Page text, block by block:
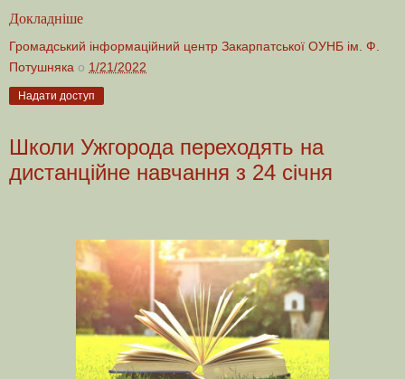
Докладніше
Громадський інформаційний центр Закарпатської ОУНБ ім. Ф.
Потушняка о 1/21/2022
Надати доступ
Школи Ужгорода переходять на
дистанційне навчання з 24 січня